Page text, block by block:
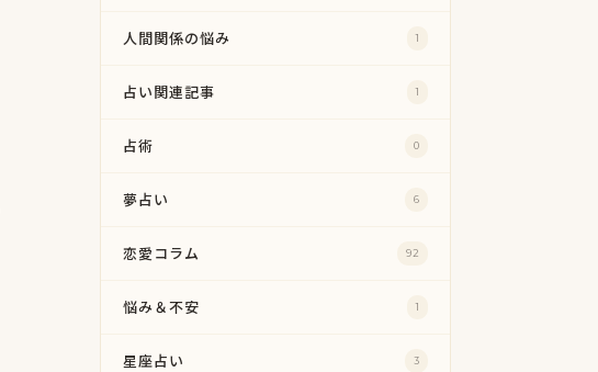
人間関係の悩み 1
占い関連記事 1
占術 0
夢占い 6
恋愛コラム 92
悩み＆不安 1
星座占い 3